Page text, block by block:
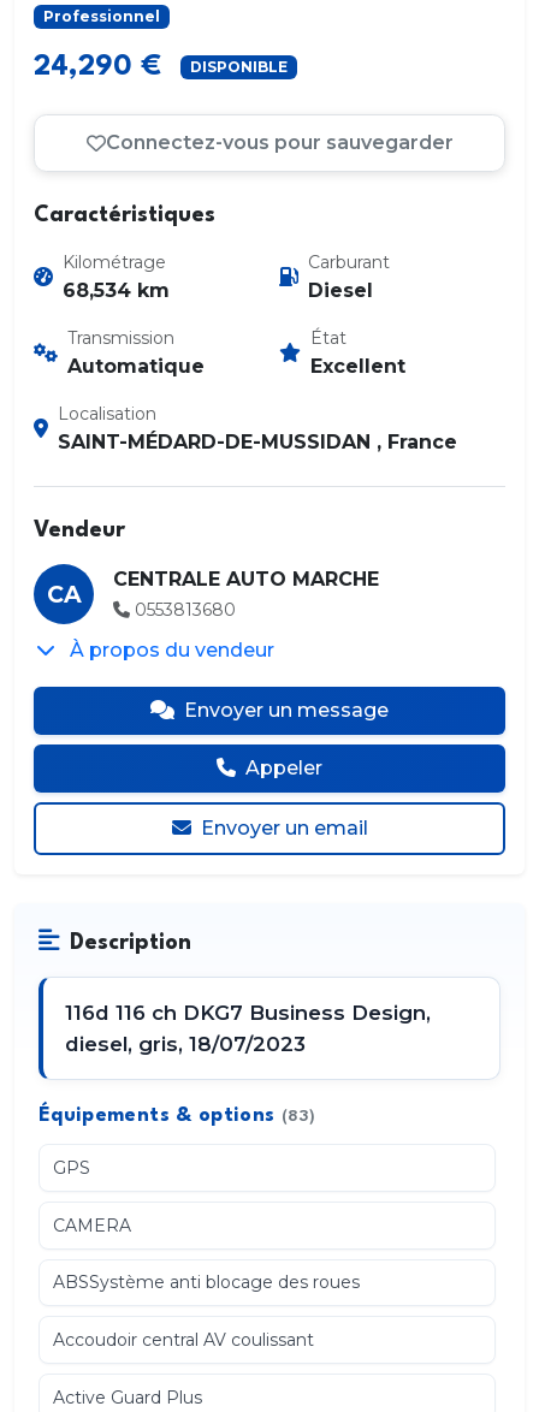
Professionnel
24,290 € DISPONIBLE
Connectez-vous pour sauvegarder
Caractéristiques
Kilométrage
68,534 km
Carburant
Diesel
Transmission
Automatique
État
Excellent
Localisation
SAINT-MÉDARD-DE-MUSSIDAN , France
Vendeur
CA
CENTRALE AUTO MARCHE
0553813680
À propos du vendeur
Envoyer un message
Appeler
Envoyer un email
Description
116d 116 ch DKG7 Business Design,
diesel, gris, 18/07/2023
Équipements & options (83)
GPS
CAMERA
ABSSystème anti blocage des roues
Accoudoir central AV coulissant
Active Guard Plus